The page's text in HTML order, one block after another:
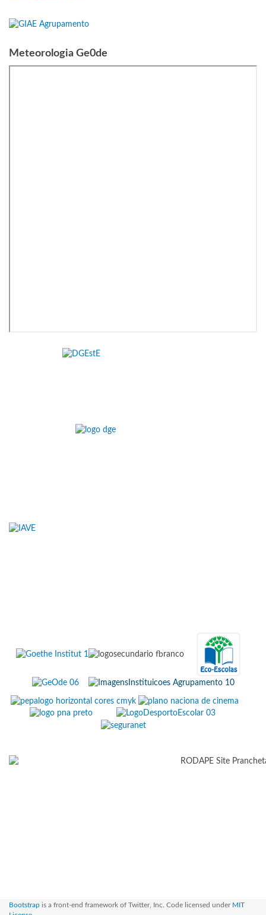
Meteorologia Ge0de
Bootstrap is a front-end framework of Twitter, Inc. Code licensed under MIT